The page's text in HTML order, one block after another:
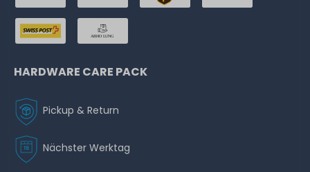
HARDWARE CARE PACK
Pickup & Return
Nächster Werktag